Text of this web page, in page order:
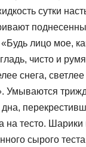
сутки
лицо мое,
чисто и
снега,
Умываются
на тесто. Шарики
сырого